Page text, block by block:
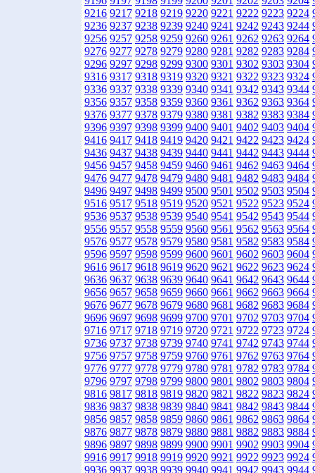
9216 9217 9218 9219 9220 9221 9222 9223 9224
9236 9237 9238 9239 9240 9241 9242 9243 9244
9256 9257 9258 9259 9260 9261 9262 9263 9264
9276 9277 9278 9279 9280 9281 9282 9283 9284
9296 9297 9298 9299 9300 9301 9302 9303 9304
9316 9317 9318 9319 9320 9321 9322 9323 9324
9336 9337 9338 9339 9340 9341 9342 9343 9344
9356 9357 9358 9359 9360 9361 9362 9363 9364
9376 9377 9378 9379 9380 9381 9382 9383 9384
9396 9397 9398 9399 9400 9401 9402 9403 9404
9416 9417 9418 9419 9420 9421 9422 9423 9424
9436 9437 9438 9439 9440 9441 9442 9443 9444
9456 9457 9458 9459 9460 9461 9462 9463 9464
9476 9477 9478 9479 9480 9481 9482 9483 9484
9496 9497 9498 9499 9500 9501 9502 9503 9504
9516 9517 9518 9519 9520 9521 9522 9523 9524
9536 9537 9538 9539 9540 9541 9542 9543 9544
9556 9557 9558 9559 9560 9561 9562 9563 9564
9576 9577 9578 9579 9580 9581 9582 9583 9584
9596 9597 9598 9599 9600 9601 9602 9603 9604
9616 9617 9618 9619 9620 9621 9622 9623 9624
9636 9637 9638 9639 9640 9641 9642 9643 9644
9656 9657 9658 9659 9660 9661 9662 9663 9664
9676 9677 9678 9679 9680 9681 9682 9683 9684
9696 9697 9698 9699 9700 9701 9702 9703 9704
9716 9717 9718 9719 9720 9721 9722 9723 9724
9736 9737 9738 9739 9740 9741 9742 9743 9744
9756 9757 9758 9759 9760 9761 9762 9763 9764
9776 9777 9778 9779 9780 9781 9782 9783 9784
9796 9797 9798 9799 9800 9801 9802 9803 9804
9816 9817 9818 9819 9820 9821 9822 9823 9824
9836 9837 9838 9839 9840 9841 9842 9843 9844
9856 9857 9858 9859 9860 9861 9862 9863 9864
9876 9877 9878 9879 9880 9881 9882 9883 9884
9896 9897 9898 9899 9900 9901 9902 9903 9904
9916 9917 9918 9919 9920 9921 9922 9923 9924
9936 9937 9938 9939 9940 9941 9942 9943 9944